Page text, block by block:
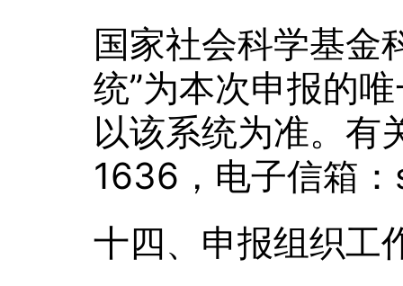
国家社会科学基金
统”为本次申报的
以该系统为准。
1636，电子信箱
十四、申报组织工